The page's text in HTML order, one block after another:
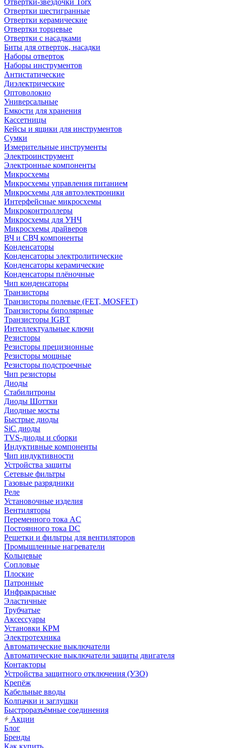
Отвертки-звездочки Torx
Отвертки шестигранные
Отвертки керамические
Отвертки торцевые
Отвертки с насадками
Биты для отверток, насадки
Наборы отверток
Наборы инструментов
Антистатические
Диэлектрические
Оптоволокно
Универсальные
Емкости для хранения
Кассетницы
Кейсы и ящики для инструментов
Сумки
Измерительные инструменты
Электроинструмент
Электронные компоненты
Микросхемы
Микросхемы управления питанием
Микросхемы для автоэлектроники
Интерфейсные микросхемы
Микроконтроллеры
Микросхемы для УНЧ
Микросхемы драйверов
ВЧ и СВЧ компоненты
Конденсаторы
Конденсаторы электролитические
Конденсаторы керамические
Конденсаторы плёночные
Чип конденсаторы
Транзисторы
Транзисторы полевые (FET, MOSFET)
Транзисторы биполярные
Транзисторы IGBT
Интеллектуальные ключи
Резисторы
Резисторы прецизионные
Резисторы мощные
Резисторы подстроечные
Чип резисторы
Диоды
Стабилитроны
Диоды Шоттки
Диодные мосты
Быстрые диоды
SiC диоды
TVS-диоды и сборки
Индуктивные компоненты
Чип индуктивности
Устройства защиты
Сетевые фильтры
Газовые разрядники
Реле
Установочные изделия
Вентиляторы
Переменного тока AC
Постоянного тока DC
Решетки и фильтры для вентиляторов
Промышленные нагреватели
Кольцевые
Сопловые
Плоские
Патронные
Инфракрасные
Эластичные
Трубчатые
Аксессуары
Установки КРМ
Электротехника
Автоматические выключатели
Автоматические выключатели защиты двигателя
Контакторы
Устройства защитного отключения (УЗО)
Крепёж
Кабельные вводы
Колпачки и заглушки
Быстроразъёмные соединения
Акции
Блог
Бренды
Как купить